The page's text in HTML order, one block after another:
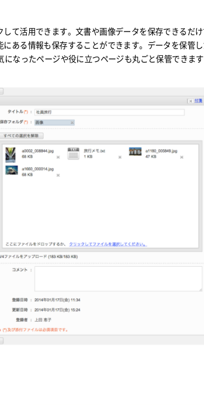
て活用できます。文書や画像データを保存できるだ
にある情報も保存することができます。データを保管
なったページや役に立つページも丸ごと保管できま